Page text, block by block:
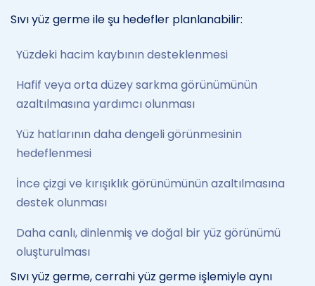
Sıvı yüz germe ile şu hedefler planlanabilir:
Yüzdeki hacim kaybının desteklenmesi
Hafif veya orta düzey sarkma görünümünün
azaltılmasına yardımcı olunması
Yüz hatlarının daha dengeli görünmesinin
hedeflenmesi
İnce çizgi ve kırışıklık görünümünün azaltılmasına
destek olunması
Daha canlı, dinlenmiş ve doğal bir yüz görünümü
oluşturulması
Sıvı yüz germe, cerrahi yüz germe işlemiyle aynı